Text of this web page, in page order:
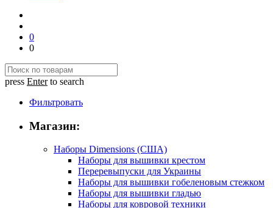
0
0
press Enterto search
Фильтровать
Магазин:
Наборы Dimensions (США)
Наборы для вышивки крестом
Переревыпуски для Украины
Наборы для вышивки гобеленовым стежком
Наборы для вышивки гладью
Наборы для ковровой техники